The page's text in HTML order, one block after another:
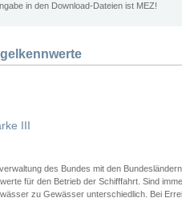
in den Download-Dateien ist MEZ!
III
des Bundes mit den
für den Betrieb der Schifffahrt. Sind
zu Gewässer unterschiedlich. Bei